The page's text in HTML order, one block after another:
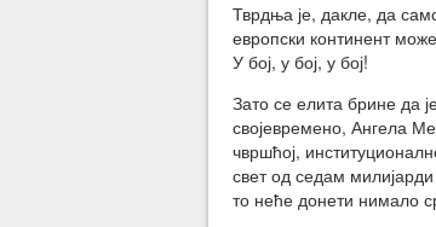
Тврдња је, дакле, да
европски континент
У бој, у бој, у бој!
Зато се елита брине да
својевремено, Ангела
чвршћој,
свет од седам
то неће донети нимало